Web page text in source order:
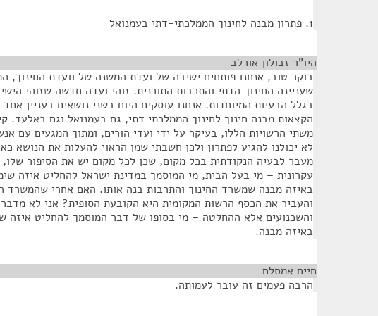
1. פתרון מבנה לחינוך הממלכתי-דתי בעמנואל
היו"ר זבולון אורלב
בוקר טוב, אנחנו פותחים ישיבה של ועדת המשנה של וועדת החינוך,
שעניינה החינוך הדתי והתרבות התורנית. זוהי ועדה חדשה שזוהי
בגלל הבעיות המיוחדות. אנחנו עוסקים היום בשני נושאים בעניין
הקצאות מבנה חינוך לחינוך הממלכתי דתי, גם בעמנואל וגם באלעד.
משתי הרשויות הללו, בעיקר על ידי ועדי הורים, ומתוך המגעים עם
לא יכולנו להגיע לפתרון ולכן חשבתי שמן הראוי להעלות את הנושא
מעבר לבעיה הנקודתית בכל מקום, שכן לכל מקום יש את הסיפור
עקרונית – מי בעל הבית, מי המוסמך במדינת ישראל להחליט איזה
באיזה מבנה שמשרד החינוך והתרבות בנה אותו. האם אחרי שהמשרד
והעביר את הכסף הרשות המקומית היא הקובעת הסופית? אני לא
והשכנועים אלא ההחלטה – מי בסופו של דבר המוסמך להחליט איזה
באיזה מבנה.
חיים אמסלם
הרבה פעמים זה עובר לעמותה.